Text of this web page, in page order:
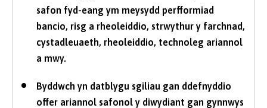
safon fyd-eang ym meysydd perfformiad
bancio, risg a rheoleiddio, strwythur y farchnad,
cystadleuaeth, rheoleiddio, technoleg ariannol
a mwy.
Byddwch yn datblygu sgiliau gan ddefnyddio
offer ariannol safonol y diwydiant gan gynnwys